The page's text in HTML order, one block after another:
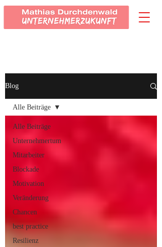
Blog
Alle Beiträge
Unternehmertum
Mitarbeiter
Blockade
Motivation
Veränderung
Chancen
best practice
Resilienz
Alle Beiträge